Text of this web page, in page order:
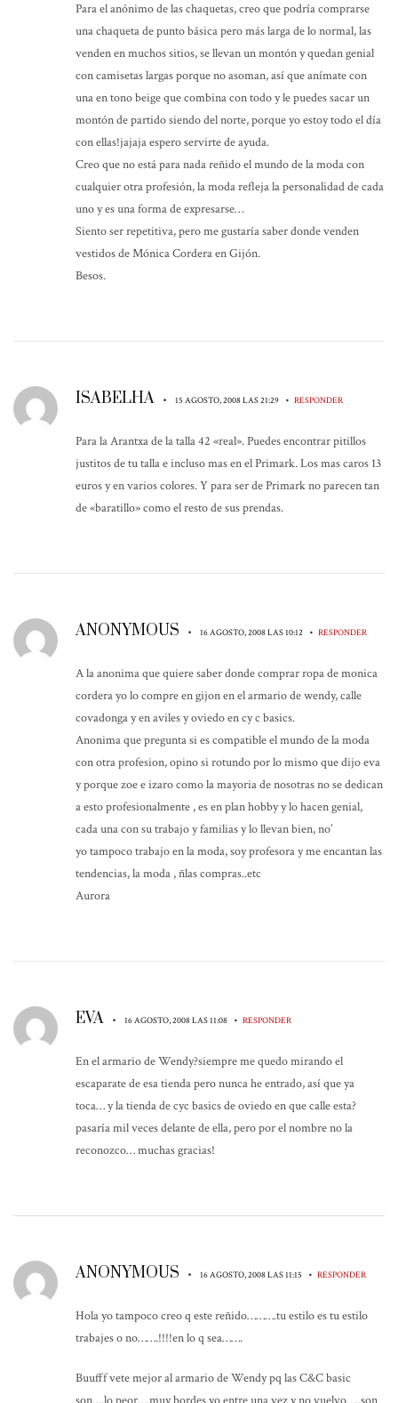
Para el anónimo de las chaquetas, creo que podría comprarse
una chaqueta de punto básica pero más larga de lo normal, las
venden en muchos sitios, se llevan un montón y quedan genial
con camisetas largas porque no asoman, así que anímate con
una en tono beige que combina con todo y le puedes sacar un
montón de partido siendo del norte, porque yo estoy todo el día
con ellas!jajaja espero servirte de ayuda.
Creo que no está para nada reñido el mundo de la moda con
cualquier otra profesión, la moda refleja la personalidad de cada
uno y es una forma de expresarse…
Siento ser repetitiva, pero me gustaría saber donde venden
vestidos de Mónica Cordera en Gijón.
Besos.
ISABELHA • 15 AGOSTO, 2008 LAS 21:29 • RESPONDER
Para la Arantxa de la talla 42 «real». Puedes encontrar pitillos
justitos de tu talla e incluso mas en el Primark. Los mas caros 13
euros y en varios colores. Y para ser de Primark no parecen tan
de «baratillo» como el resto de sus prendas.
ANONYMOUS • 16 AGOSTO, 2008 LAS 10:12 • RESPONDER
A la anonima que quiere saber donde comprar ropa de monica
cordera yo lo compre en gijon en el armario de wendy, calle
covadonga y en aviles y oviedo en cy c basics.
Anonima que pregunta si es compatible el mundo de la moda
con otra profesion, opino si rotundo por lo mismo que dijo eva
y porque zoe e izaro como la mayoria de nosotras no se dedican
a esto profesionalmente , es en plan hobby y lo hacen genial,
cada una con su trabajo y familias y lo llevan bien, no’
yo tampoco trabajo en la moda, soy profesora y me encantan las
tendencias, la moda , ñlas compras..etc
Aurora
EVA • 16 AGOSTO, 2008 LAS 11:08 • RESPONDER
En el armario de Wendy?siempre me quedo mirando el
escaparate de esa tienda pero nunca he entrado, así que ya
toca… y la tienda de cyc basics de oviedo en que calle esta?
pasaría mil veces delante de ella, pero por el nombre no la
reconozco… muchas gracias!
ANONYMOUS • 16 AGOSTO, 2008 LAS 11:15 • RESPONDER
Hola yo tampoco creo q este reñido……….tu estilo es tu estilo
trabajes o no…….!!!!en lo q sea…….
Buufff vete mejor al armario de Wendy pq las C&C basic